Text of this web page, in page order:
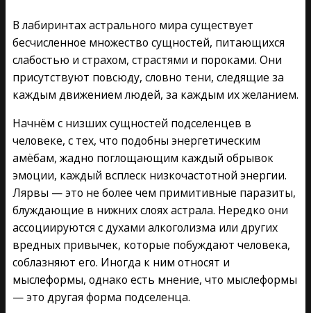
В лабиринтах астрального мира существует
бесчисленное множество сущностей, питающихся
слабостью и страхом, страстями и пороками. Они
присутствуют повсюду, словно тени, следящие за
каждым движением людей, за каждым их желанием.
Начнём с низших сущностей подселенцев в
человеке, с тех, что подобны энергетическим
амёбам, жадно поглощающим каждый обрывок
эмоции, каждый всплеск низкочастотной энергии.
Лярвы — это не более чем примитивные паразиты,
блуждающие в нижних слоях астрала. Нередко они
ассоциируются с духами алкоголизма или других
вредных привычек, которые побуждают человека,
соблазняют его. Иногда к ним относят и
мыслеформы, однако есть мнение, что мыслеформы
— это другая форма подселенца.